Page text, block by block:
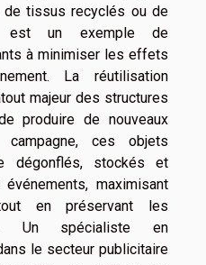
de tissus recyclés ou de
est un exemple de
à minimiser les effets
La réutilisation
majeur des structures
produire de nouveaux
ces objets
dégonflés, stockés et
maximisant
en préservant les
Un spécialiste en
le secteur publicitaire